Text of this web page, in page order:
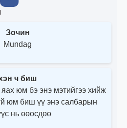
Зочин
Mundag
ч биш
яах юм бэ энэ мэтийгээ хийж
юм биш үү энэ салбарын
нь өөосдөө